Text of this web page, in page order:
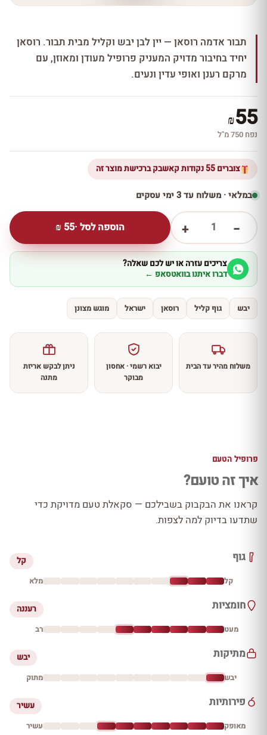
תבור אדמה רוסאן — יין לבן יבש וקליל מבית תבור. רוסאן
יחיד בחיבור מדויק המעניק פרופיל מעודן ומאוזן, עם
מרקם רענן ואופי עדין ונעים.
₪55
נפח 750 מ''ל
צוברים 55 נקודות קאשבק ברכישת מוצר זה
במלאי · משלוח עד 3 ימי עסקים
−
1
+ הוספה לסל ·55
₪
צריכים עזרה או יש לכם שאלה?
דברו איתנו בוואטסאפ ←
יבש גוף קליל רוסאן ישראל מוגש מצונן
משלוח מהיר עד הבית
יבוא רשמי · אחסון
מבוקר
ניתן לבקש אריזת
מתנה
פרופיל הטעם
איך זה טועם?
קראנו את הבקבוק בשבילכם — סקאלת טעם מדויקת כדי
שתדעו בדיוק למה לצפות.
גוף קל
קל מלא
חומציות רעננה
מעט רב
מתיקות יבש
יבש מתוק
פירותיות עשיר
מאופק עשיר